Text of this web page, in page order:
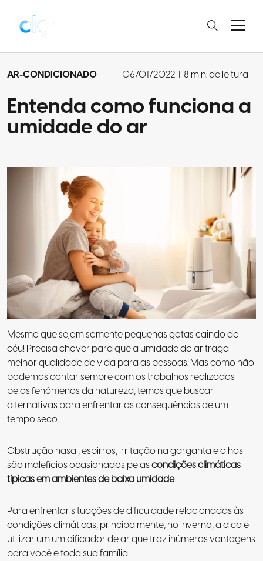
AR-CONDICIONADO 06/01/2022 | 8 min. de leitura
Entenda como funciona a
umidade do ar
Mesmo que sejam somente pequenas gotas caindo do
céu! Precisa chover para que a umidade do ar traga
melhor qualidade de vida para as pessoas. Mas como não
podemos contar sempre com os trabalhos realizados
pelos fenômenos da natureza, temos que buscar
alternativas para enfrentar as consequências de um
tempo seco.
Obstrução nasal, espirros, irritação na garganta e olhos
são malefícios ocasionados pelascondições climáticas
típicas em ambientes de baixa umidade.
Para enfrentar situações de dificuldade relacionadas às
condições climáticas, principalmente, no inverno, a dica é
utilizar um umidificador de ar que traz inúmeras vantagens
para você e toda sua família.